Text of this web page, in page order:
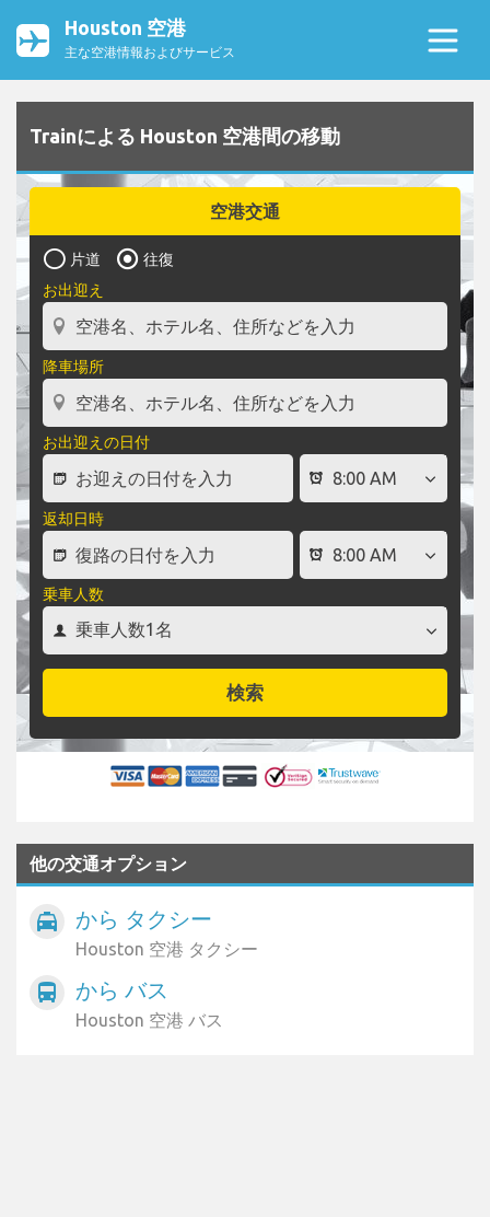
Houston 空港
主な空港情報およびサービス
Trainによる Houston 空港間の移動
空港交通
片道
往復
お出迎え
降車場所
お出迎えの日付
返却日時
乗車人数
検索
他の交通オプション
local_taxi から タクシー
Houston 空港 タクシー
directions_bus から バス
Houston 空港 バス